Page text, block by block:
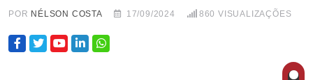
POR NÉLSON COSTA 17/09/2024 860 VISUALIZAÇÕES